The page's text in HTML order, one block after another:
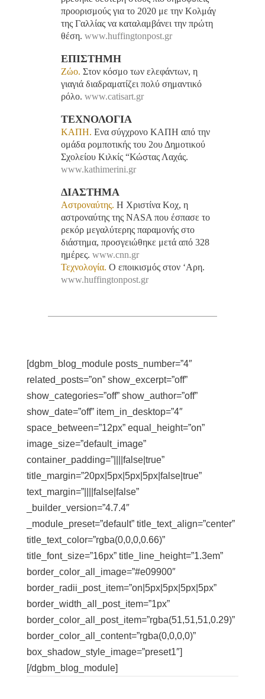
προορισμούς για το 2020 με την Κολμάγ
της Γαλλίας να καταλαμβάνει την πρώτη
θέση. www.huffingtonpost.gr
ΕΠΙΣΤΗΜΗ
Ζώο. Στον κόσμο των ελεφάντων, η
γιαγιά διαδραματίζει πολύ σημαντικό
ρόλο. www.catisart.gr
ΤΕΧΝΟΛΟΓΙΑ
ΚΑΠΗ. Ενα σύγχρονο KAΠΗ από την
ομάδα ρομποτικής του 2ου Δημοτικού
Σχολείου Κιλκίς “Κώστας Λαχάς.
www.kathimerini.gr
ΔΙΑΣΤΗΜΑ
Αστροναύτης. Η Χριστίνα Κοχ, η
αστροναύτης της NASA που έσπασε το
ρεκόρ μεγαλύτερης παραμονής στο
διάστημα, προσγειώθηκε μετά από 328
ημέρες. www.cnn.gr
Τεχνολογία. Ο εποικισμός στον ‘Αρη.
www.huffingtonpost.gr
[dgbm_blog_module posts_number=”4″
related_posts=”on” show_excerpt=”off”
show_categories=”off” show_author=”off”
show_date=”off” item_in_desktop=”4″
space_between=”12px” equal_height=”on”
image_size=”default_image”
container_padding=”||||false|true”
title_margin=”20px|5px|5px|5px|false|true”
text_margin=”||||false|false”
_builder_version=”4.7.4″
_module_preset=”default” title_text_align=”center”
title_text_color=”rgba(0,0,0,0.66)”
title_font_size=”16px” title_line_height=”1.3em”
border_color_all_image=”#e09900″
border_radii_post_item=”on|5px|5px|5px|5px”
border_width_all_post_item=”1px”
border_color_all_post_item=”rgba(51,51,51,0.29)”
border_color_all_content=”rgba(0,0,0,0)”
box_shadow_style_image=”preset1″]
[/dgbm_blog_module]